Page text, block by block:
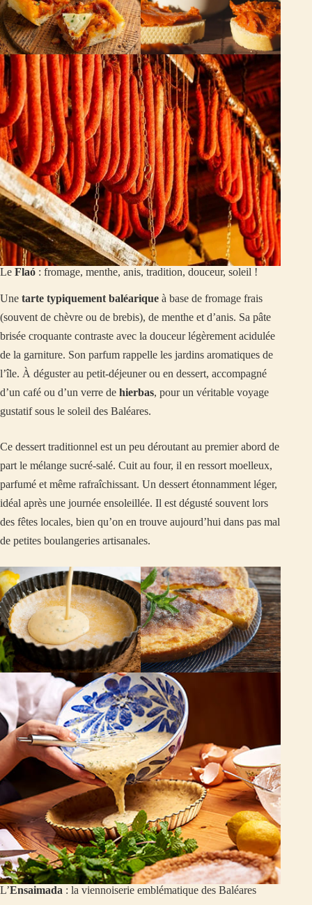
Le Flaó : fromage, menthe, anis, tradition, douceur, soleil !
Une tarte typiquement baléarique à base de fromage frais
(souvent de chèvre ou de brebis), de menthe et d’anis. Sa pâte
brisée croquante contraste avec la douceur légèrement acidulée
de la garniture. Son parfum rappelle les jardins aromatiques de
l’île. À déguster au petit-déjeuner ou en dessert, accompagné
d’un café ou d’un verre de hierbas, pour un véritable voyage
gustatif sous le soleil des Baléares.
Ce dessert traditionnel est un peu déroutant au premier abord de
part le mélange sucré-salé. Cuit au four, il en ressort moelleux,
parfumé et même rafraîchissant. Un dessert étonnamment léger,
idéal après une journée ensoleillée. Il est dégusté souvent lors
des fêtes locales, bien qu’on en trouve aujourd’hui dans pas mal
de petites boulangeries artisanales.
L’Ensaimada : la viennoiserie emblématique des Baléares